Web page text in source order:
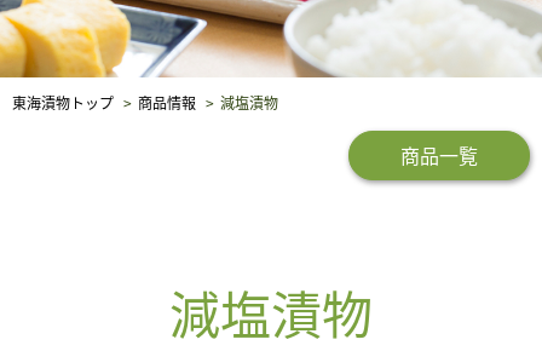
東海漬物トップ 商品情報 減塩漬物
商品一覧
減塩漬物